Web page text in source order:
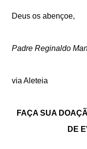
Deus os abençoe,
Padre Reginaldo
via Aleteia
FAÇA SUA
DE